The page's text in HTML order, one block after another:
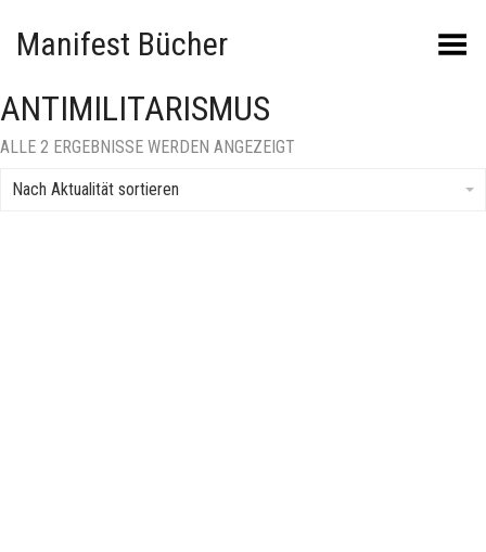
Manifest Bücher Menü umschalten
ANTIMILITARISMUS
ALLE 2 ERGEBNISSE WERDEN ANGEZEIGT
Nach Aktualität sortieren